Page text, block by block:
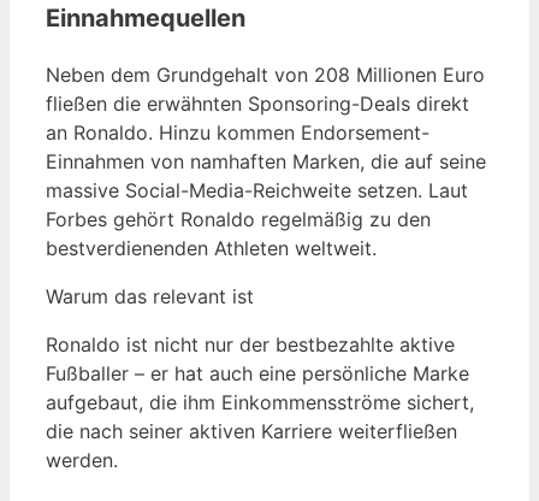
Einnahmequellen
Neben dem Grundgehalt von 208 Millionen Euro
fließen die erwähnten Sponsoring-Deals direkt
an Ronaldo. Hinzu kommen Endorsement-
Einnahmen von namhaften Marken, die auf seine
massive Social-Media-Reichweite setzen. Laut
Forbes gehört Ronaldo regelmäßig zu den
bestverdienenden Athleten weltweit.
Warum das relevant ist
Ronaldo ist nicht nur der bestbezahlte aktive
Fußballer – er hat auch eine persönliche Marke
aufgebaut, die ihm Einkommensströme sichert,
die nach seiner aktiven Karriere weiterfließen
werden.